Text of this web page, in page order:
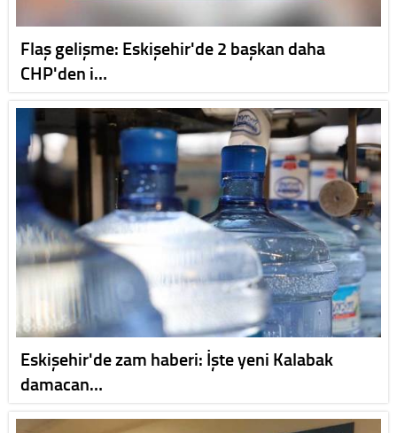
Flaş gelişme: Eskişehir'de 2 başkan daha
CHP'den i…
Eskişehir'de zam haberi: İşte yeni Kalabak
damacan…